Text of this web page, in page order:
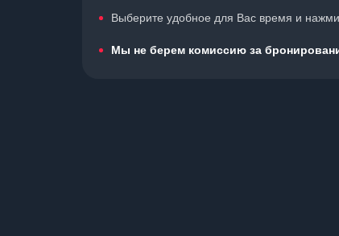
Выберите удобное для Вас время и
Мы не берем комиссию за